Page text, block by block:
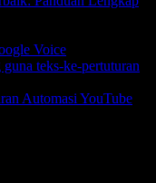
Voice
guna teks-ke-pertuturan
Automasi YouTube